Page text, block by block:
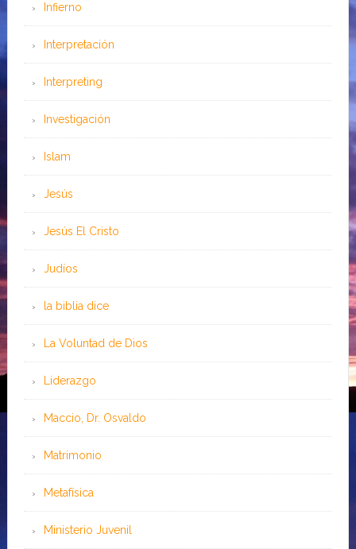
Infierno
Interpretación
Interpreting
Investigación
Islam
Jesús
Jesús El Cristo
Judíos
la biblia dice
La Voluntad de Dios
Liderazgo
Maccio, Dr. Osvaldo
Matrimonio
Metafísica
Ministerio Juvenil